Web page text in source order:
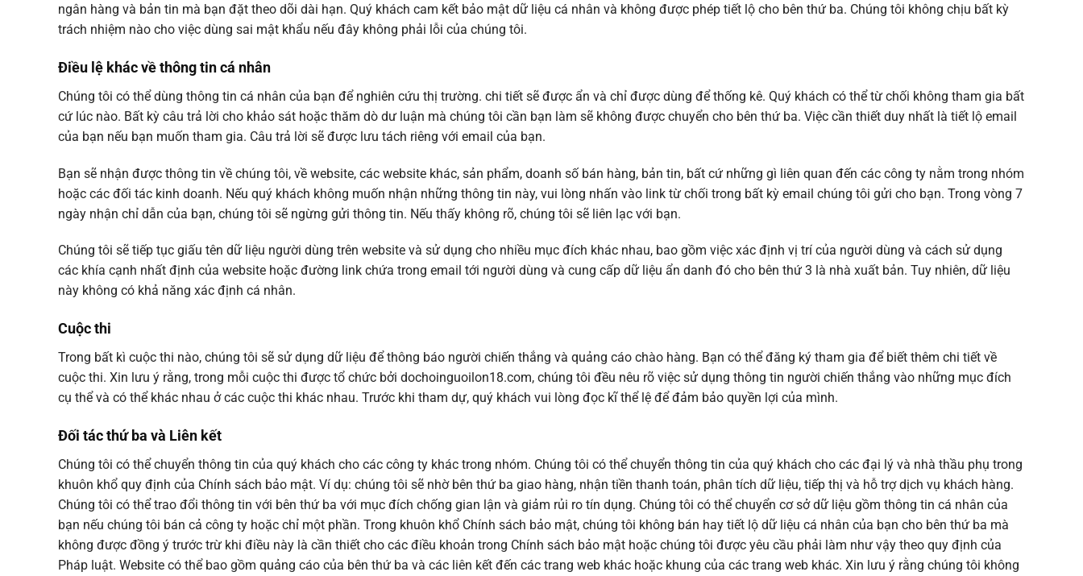
ngân hàng và bản tin mà bạn đặt theo dõi dài hạn. Quý khách cam kết bảo mật dữ liệu cá nhân và không được phép tiết lộ cho bên thứ ba. Chúng tôi không chịu bất kỳ
trách nhiệm nào cho việc dùng sai mật khẩu nếu đây không phải lỗi của chúng tôi.
Điều lệ khác về thông tin cá nhân
Chúng tôi có thể dùng thông tin cá nhân của bạn để nghiên cứu thị trường. chi tiết sẽ được ẩn và chỉ được dùng để thống kê. Quý khách có thể từ chối không tham gia bất
cứ lúc nào. Bất kỳ câu trả lời cho khảo sát hoặc thăm dò dư luận mà chúng tôi cần bạn làm sẽ không được chuyển cho bên thứ ba. Việc cần thiết duy nhất là tiết lộ email
của bạn nếu bạn muốn tham gia. Câu trả lời sẽ được lưu tách riêng với email của bạn.
Bạn sẽ nhận được thông tin về chúng tôi, về website, các website khác, sản phẩm, doanh số bán hàng, bản tin, bất cứ những gì liên quan đến các công ty nằm trong nhóm
hoặc các đối tác kinh doanh. Nếu quý khách không muốn nhận những thông tin này, vui lòng nhấn vào link từ chối trong bất kỳ email chúng tôi gửi cho bạn. Trong vòng 7
ngày nhận chỉ dẫn của bạn, chúng tôi sẽ ngừng gửi thông tin. Nếu thấy không rõ, chúng tôi sẽ liên lạc với bạn.
Chúng tôi sẽ tiếp tục giấu tên dữ liệu người dùng trên website và sử dụng cho nhiều mục đích khác nhau, bao gồm việc xác định vị trí của người dùng và cách sử dụng
các khía cạnh nhất định của website hoặc đường link chứa trong email tới người dùng và cung cấp dữ liệu ẩn danh đó cho bên thứ 3 là nhà xuất bản. Tuy nhiên, dữ liệu
này không có khả năng xác định cá nhân.
Cuộc thi
Trong bất kì cuộc thi nào, chúng tôi sẽ sử dụng dữ liệu để thông báo người chiến thắng và quảng cáo chào hàng. Bạn có thể đăng ký tham gia để biết thêm chi tiết về
cuộc thi. Xin lưu ý rằng, trong mỗi cuộc thi được tổ chức bởi dochoinguoilon18.com, chúng tôi đều nêu rõ việc sử dụng thông tin người chiến thắng vào những mục đích
cụ thể và có thể khác nhau ở các cuộc thi khác nhau. Trước khi tham dự, quý khách vui lòng đọc kĩ thể lệ để đảm bảo quyền lợi của mình.
Đối tác thứ ba và Liên kết
Chúng tôi có thể chuyển thông tin của quý khách cho các công ty khác trong nhóm. Chúng tôi có thể chuyển thông tin của quý khách cho các đại lý và nhà thầu phụ trong
khuôn khổ quy định của Chính sách bảo mật. Ví dụ: chúng tôi sẽ nhờ bên thứ ba giao hàng, nhận tiền thanh toán, phân tích dữ liệu, tiếp thị và hỗ trợ dịch vụ khách hàng.
Chúng tôi có thể trao đổi thông tin với bên thứ ba với mục đích chống gian lận và giảm rủi ro tín dụng. Chúng tôi có thể chuyển cơ sở dữ liệu gồm thông tin cá nhân của
bạn nếu chúng tôi bán cả công ty hoặc chỉ một phần. Trong khuôn khổ Chính sách bảo mật, chúng tôi không bán hay tiết lộ dữ liệu cá nhân của bạn cho bên thứ ba mà
không được đồng ý trước trừ khi điều này là cần thiết cho các điều khoản trong Chính sách bảo mật hoặc chúng tôi được yêu cầu phải làm như vậy theo quy định của
Pháp luật. Website có thể bao gồm quảng cáo của bên thứ ba và các liên kết đến các trang web khác hoặc khung của các trang web khác. Xin lưu ý rằng chúng tôi không